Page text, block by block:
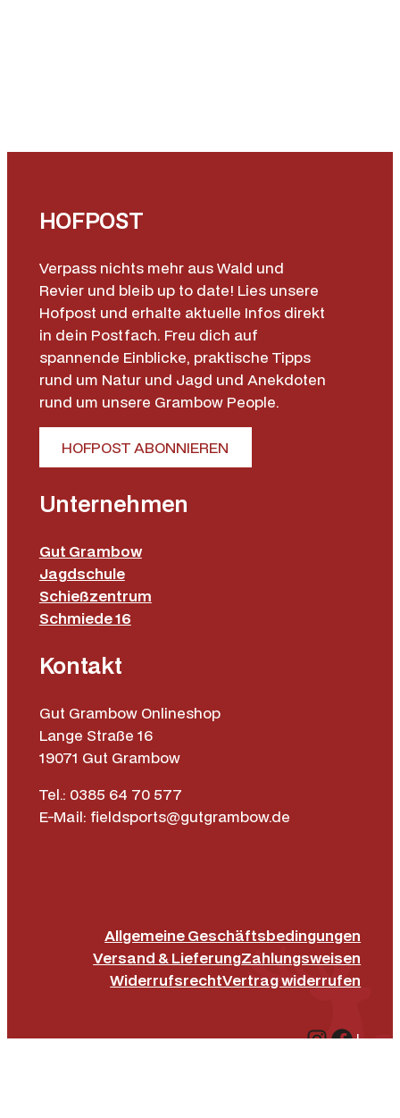
HOFPOST
Verpass nichts mehr aus Wald und
Revier und bleib up to date! Lies unsere
Hofpost und erhalte aktuelle Infos direkt
in dein Postfach. Freu dich auf
spannende Einblicke, praktische Tipps
rund um Natur und Jagd und Anekdoten
rund um unsere Grambow People.
HOFPOST ABONNIEREN
Unternehmen
Gut Grambow
Jagdschule
Schießzentrum
Schmiede 16
Kontakt
Gut Grambow Onlineshop
Lange Straße 16
19071 Gut Grambow
Tel.: 0385 64 70 577
E-Mail: fieldsports@gutgrambow.de
Allgemeine Geschäftsbedingungen
Versand & LieferungZahlungsweisen
WiderrufsrechtVertrag widerrufen
|